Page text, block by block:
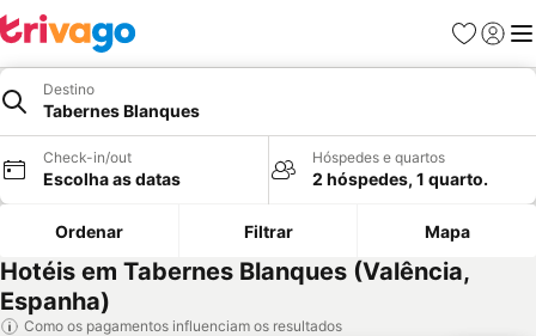
Favoritos
Iniciar
Destino
Tabernes Blanques
Check-in/out
Escolha as datas
Hóspedes e quartos
2 hóspedes, 1 quarto.
Ordenar Filtrar Mapa
Hotéis em Tabernes Blanques (Valência,
Espanha)
Como os pagamentos influenciam os resultados